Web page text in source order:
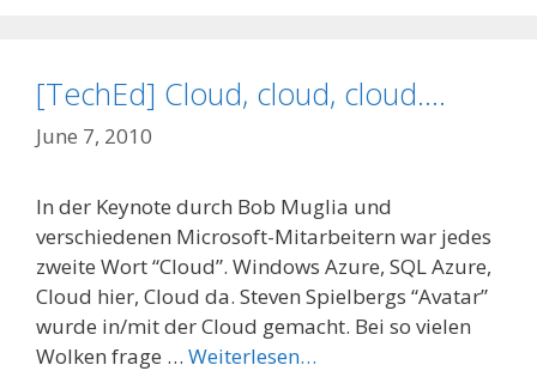
[TechEd] Cloud, cloud, cloud….
June 7, 2010
In der Keynote durch Bob Muglia und
verschiedenen Microsoft-Mitarbeitern war jedes
zweite Wort “Cloud”. Windows Azure, SQL Azure,
Cloud hier, Cloud da. Steven Spielbergs “Avatar”
wurde in/mit der Cloud gemacht. Bei so vielen
Wolken frage … Weiterlesen…